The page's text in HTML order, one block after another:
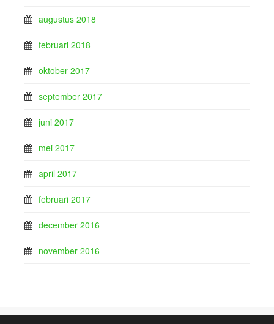
augustus 2018
februari 2018
oktober 2017
september 2017
juni 2017
mei 2017
april 2017
februari 2017
december 2016
november 2016